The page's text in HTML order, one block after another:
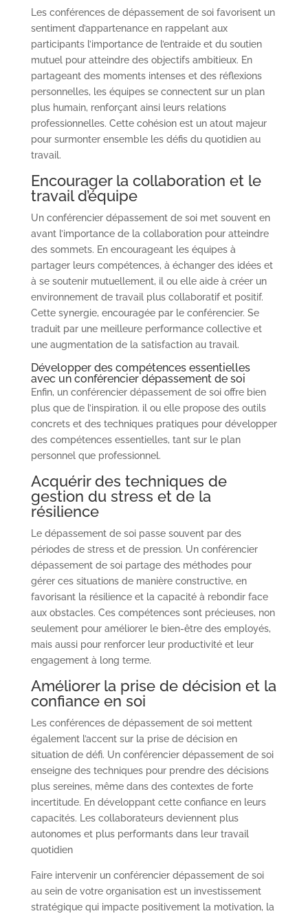
Les conférences de dépassement de soi favorisent un
sentiment d’appartenance en rappelant aux
participants l’importance de l’entraide et du soutien
mutuel pour atteindre des objectifs ambitieux. En
partageant des moments intenses et des réflexions
personnelles, les équipes se connectent sur un plan
plus humain, renforçant ainsi leurs relations
professionnelles. Cette cohésion est un atout majeur
pour surmonter ensemble les défis du quotidien au
travail.
Encourager la collaboration et le
travail d’équipe
Un conférencier dépassement de soi met souvent en
avant l’importance de la collaboration pour atteindre
des sommets. En encourageant les équipes à
partager leurs compétences, à échanger des idées et
à se soutenir mutuellement, il ou elle aide à créer un
environnement de travail plus collaboratif et positif.
Cette synergie, encouragée par le conférencier. Se
traduit par une meilleure performance collective et
une augmentation de la satisfaction au travail.
Développer des compétences essentielles
avec un conférencier dépassement de soi
Enfin, un conférencier dépassement de soi offre bien
plus que de l’inspiration. il ou elle propose des outils
concrets et des techniques pratiques pour développer
des compétences essentielles, tant sur le plan
personnel que professionnel.
Acquérir des techniques de
gestion du stress et de la
résilience
Le dépassement de soi passe souvent par des
périodes de stress et de pression. Un conférencier
dépassement de soi partage des méthodes pour
gérer ces situations de manière constructive, en
favorisant la résilience et la capacité à rebondir face
aux obstacles. Ces compétences sont précieuses, non
seulement pour améliorer le bien-être des employés,
mais aussi pour renforcer leur productivité et leur
engagement à long terme.
Améliorer la prise de décision et la
confiance en soi
Les conférences de dépassement de soi mettent
également l’accent sur la prise de décision en
situation de défi. Un conférencier dépassement de soi
enseigne des techniques pour prendre des décisions
plus sereines, même dans des contextes de forte
incertitude. En développant cette confiance en leurs
capacités. Les collaborateurs deviennent plus
autonomes et plus performants dans leur travail
quotidien
Faire intervenir un conférencier dépassement de soi
au sein de votre organisation est un investissement
stratégique qui impacte positivement la motivation, la